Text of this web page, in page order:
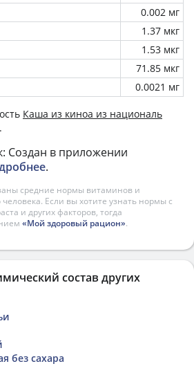
0.002 мг
1.37 мкг
1.53 мкг
71.85 мкг
0.0021 мг
Каша из киноа из националь
Создан в приложении
.
средние нормы витаминов и
Если вы хотите узнать нормы с
и других факторов, тогда
«Мой здоровый рацион».
состав других
без сахара